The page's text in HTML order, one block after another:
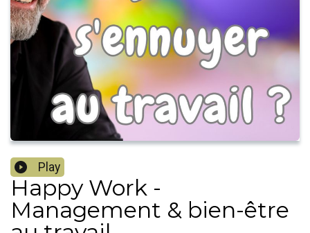
Play
Happy Work -
Management & bien-être